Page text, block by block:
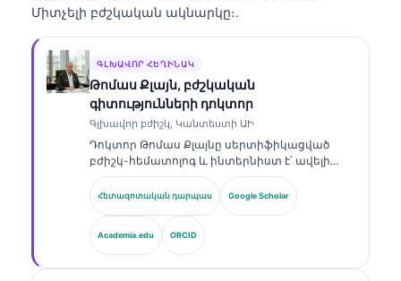
Միտչելի բժշկական ակնարկը։.
ԳԼԽԱՎՈՐ ՀԵՂԻՆԱԿ
Թոմաս Քլայն, բժշկական
գիտությունների դոկտոր
Գլխավոր բժիշկ, Կանտեստի ԱԻ
Դոկտոր Թոմաս Քլայնը սերտիֆիկացված
բժիշկ-հեմատոլոգ և ինտերնիստ է՝ ավելի
քան 15 տարվա փորձով լաբորատոր
բժշկության և ԱԻ-ի օգնությամբ կլինիկական
վերլուծության ոլորտում։ Որպես Kantesti AI-ի
գլխավոր բժշկական տնօրեն՝ նա ապահովում
է սեփականատիրական նեյրոնային ցանցի
բժշկական ճշգրտության կլինիկական
վերահսկողությունը։ Դոկտոր Քլայնը լայնորեն
Հետազոտական դարպաս Google Scholar
Academia.edu ORCID